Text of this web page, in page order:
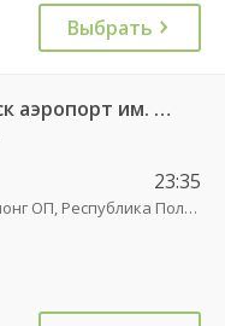
Выбрать
700 Калининград АВ — Гданьск аэропорт им. Леха Валенсы
23:35
Эльблонг ОП, Республика Польша, г. пл. Дворцовы, д. 4